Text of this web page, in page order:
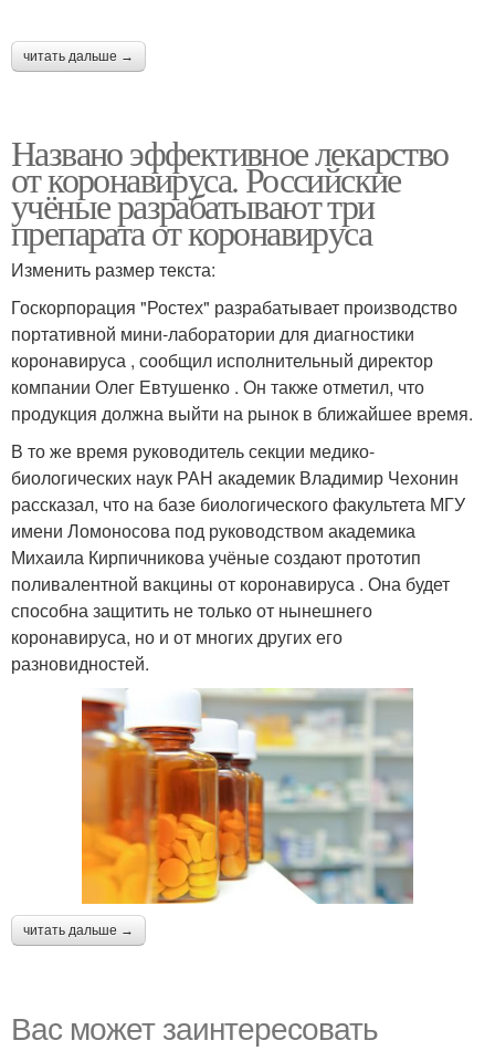
читать дальше →
Названо эффективное лекарство
от коронавируса. Российские
учёные разрабатывают три
препарата от коронавируса
Изменить размер текста:
Госкорпорация "Ростех" разрабатывает производство
портативной мини-лаборатории для диагностики
коронавируса , сообщил исполнительный директор
компании Олег Евтушенко . Он также отметил, что
продукция должна выйти на рынок в ближайшее время.
В то же время руководитель секции медико-
биологических наук РАН академик Владимир Чехонин
рассказал, что на базе биологического факультета МГУ
имени Ломоносова под руководством академика
Михаила Кирпичникова учёные создают прототип
поливалентной вакцины от коронавируса . Она будет
способна защитить не только от нынешнего
коронавируса, но и от многих других его
разновидностей.
читать дальше →
Вас может заинтересовать